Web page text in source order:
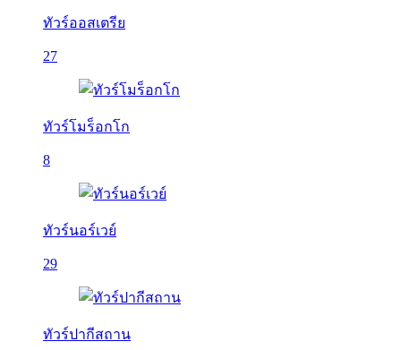
ทัวร์ออสเตรีย
27
ทัวร์โมร็อกโก
8
ทัวร์นอร์เวย์
29
ทัวร์ปากีสถาน